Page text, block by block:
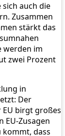
auch die
Zusammen
stärkt das
werden im
zwei Prozent
in
Der
EU birgt großes
EU-Zusagen
dass